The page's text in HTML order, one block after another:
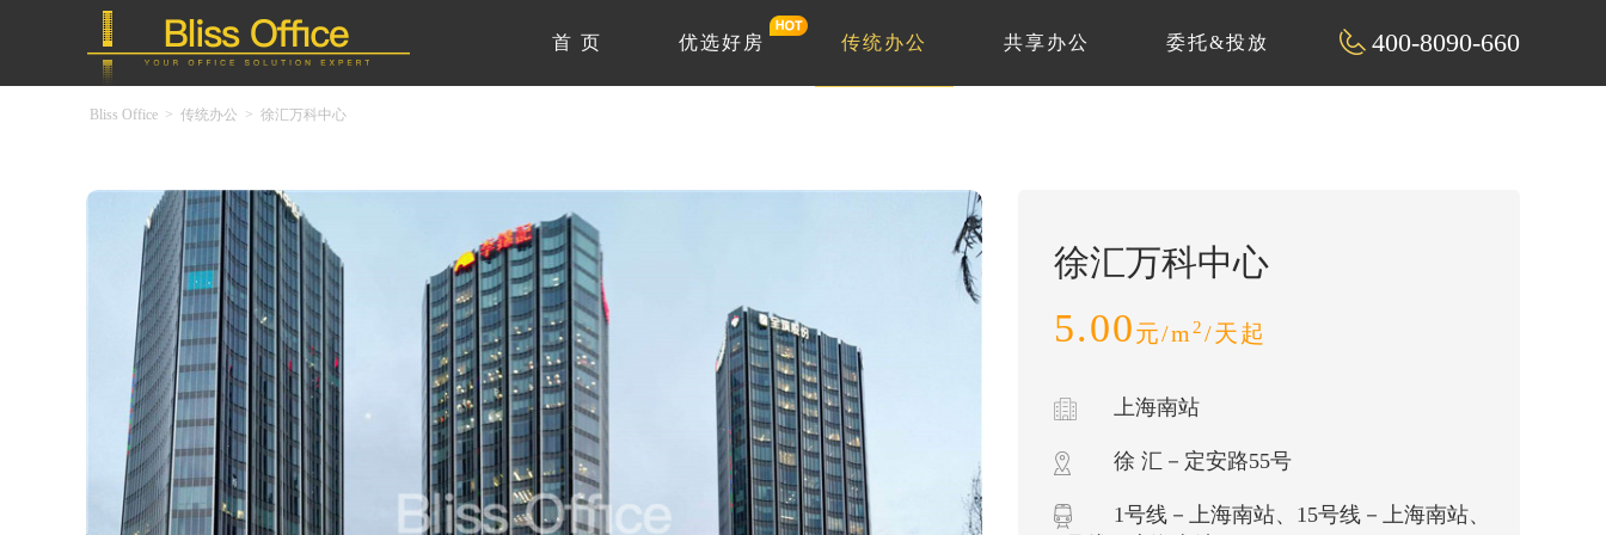
400-8090-660
首 页 优选好房 传统办公 共享办公 委托&投放
Bliss Office > 传统办公 > 徐汇万科中心
徐汇万科中心
5.00元/m 2/天起
上海南站
徐 汇－定安路55号
1号线－上海南站、15号线－上海南站、